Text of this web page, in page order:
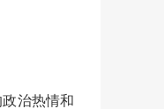
治热情和